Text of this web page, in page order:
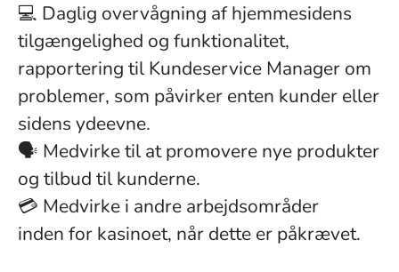
💻 Daglig overvågning af hjemmesidens
tilgængelighed og funktionalitet,
rapportering til Kundeservice Manager om
problemer, som påvirker enten kunder eller
sidens ydeevne.
🗣️ Medvirke til at promovere nye produkter
og tilbud til kunderne.
💳 Medvirke i andre arbejdsområder
inden for kasinoet, når dette er påkrævet.